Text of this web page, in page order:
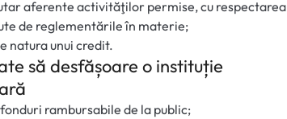
aferente activităţilor permise, cu respectarea
de reglementările în materie;
natura unui credit.
să desfășoare o instituție
rambursabile de la public;